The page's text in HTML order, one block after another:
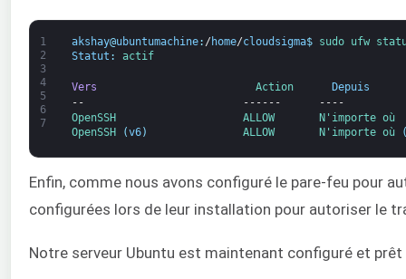
1
2
3
4
5
6
7
akshay@ubuntumachine: / home/cloudsigma$ sudo ufw
Statut : actif
Vers Action
Depuis
--
------
----
OpenSSH ALLOW N'importe où
OpenSSH
(v6) ALLOW N'importe où
Enfin, comme nous avons configuré le pare-feu pour
configurées lors de leur installation pour autoriser le
Notre serveur Ubuntu est maintenant configuré et